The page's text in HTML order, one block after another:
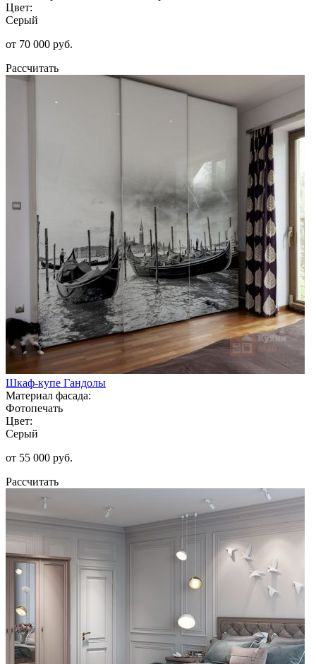
Цвет:
Серый
от 70 000 руб.
Рассчитать
Шкаф-купе Гандолы
Материал фасада:
Фотопечать
Цвет:
Серый
от 55 000 руб.
Рассчитать